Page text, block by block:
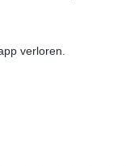
verloren.